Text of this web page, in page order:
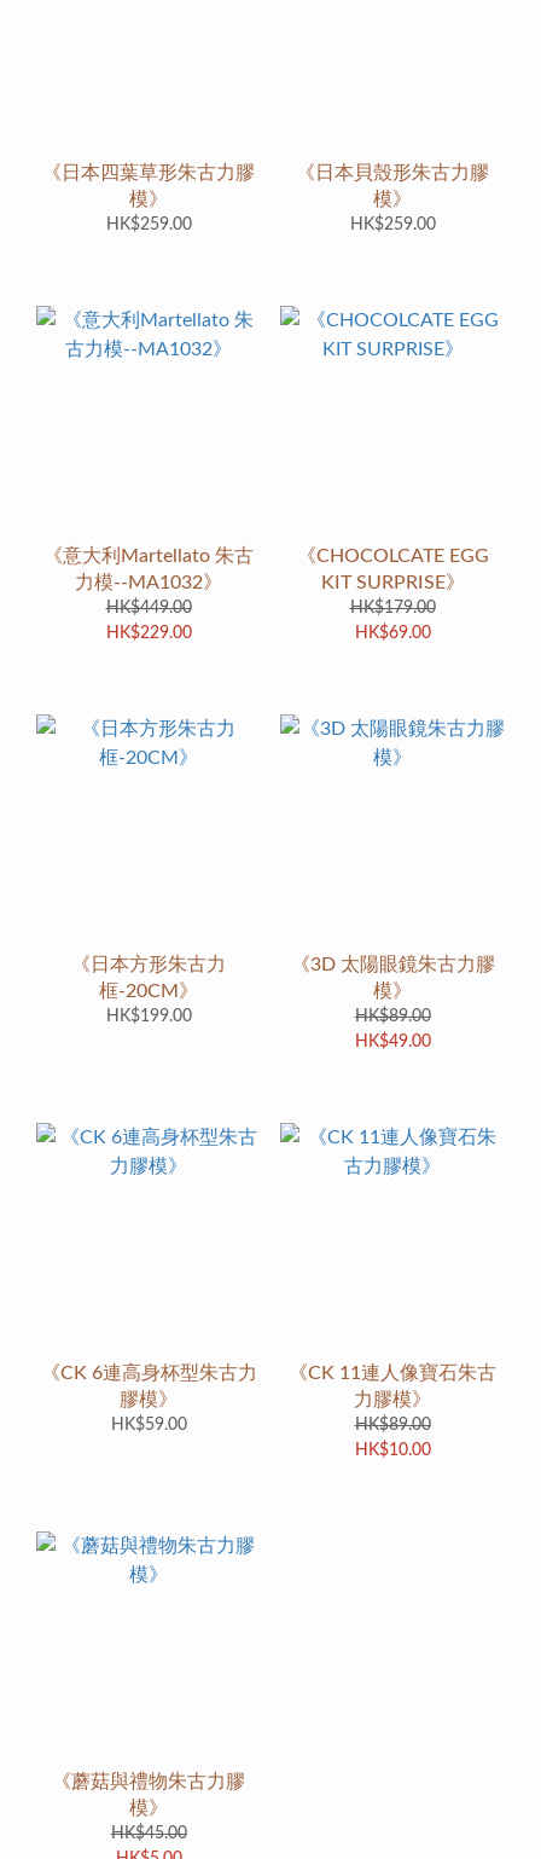
《日本四葉草形朱古力膠
模》
HK$259.00
《日本貝殼形朱古力膠
模》
HK$259.00
《意大利Martellato 朱古
力模--MA1032》
HK$449.00
HK$229.00
《CHOCOLCATE EGG
KIT SURPRISE》
HK$179.00
HK$69.00
《日本方形朱古力
框-20CM》
HK$199.00
《3D 太陽眼鏡朱古力膠
模》
HK$89.00
HK$49.00
《CK 6連高身杯型朱古力
膠模》
HK$59.00
《CK 11連人像寶石朱古
力膠模》
HK$89.00
HK$10.00
《蘑菇與禮物朱古力膠
模》
HK$45.00